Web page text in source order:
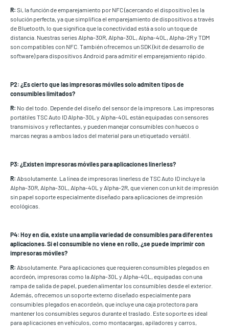
R: Si, la función de emparejamiento por NFC (acercando el dispositivo) es la
solución perfecta, ya que simplifica el emparejamiento de dispositivos a través
de Bluetooth, lo que significa que la conectividad está a solo un toque de
distancia. Nuestras series Alpha-30R, Alpha-30L, Alpha-40L, Alpha-2R y TDM
son compatibles con NFC. También ofrecemos un SDK (kit de desarrollo de
software) para dispositivos Android para admitir el emparejamiento rápido.
P2: ¿Es cierto que las impresoras móviles solo admiten tipos de
consumibles limitados?
R: No del todo. Depende del diseño del sensor de la impresora. Las impresoras
portátiles TSC Auto ID Alpha-30L y Alpha-40L están equipadas con sensores
transmisivos y reflectantes, y pueden manejar consumibles con huecos o
marcas negras a ambos lados del material para un etiquetado versátil.
P3: ¿Existen impresoras móviles para aplicaciones linerless?
R: Absolutamente. La línea de impresoras linerless de TSC Auto ID incluye la
Alpha-30R, Alpha-30L, Alpha-40L y Alpha-2R, que vienen con un kit de impresión
sin papel soporte especialmente diseñado para aplicaciones de impresión
ecológicas.
P4: Hoy en día, existe una amplia variedad de consumibles para diferentes
aplicaciones. Si el consumible no viene en rollo, ¿se puede imprimir con
impresoras móviles?
R: Absolutamente. Para aplicaciones que requieren consumibles plegados en
acordeón, impresoras como la Alpha-30L y Alpha-40L, equipadas con una
rampa de salida de papel, pueden alimentar los consumibles desde el exterior.
Además, ofrecemos un soporte externo diseñado especialmente para
consumibles plegados en acordeón, que incluye una caja protectora para
mantener los consumibles seguros durante el traslado. Este soporte es ideal
para aplicaciones en vehículos, como montacargas, apiladores y carros,